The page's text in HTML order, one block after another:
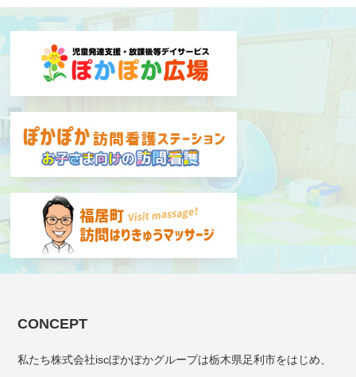
CONCEPT
私たち株式会社iscぽかぽかグループは栃木県足利市をはじめ、